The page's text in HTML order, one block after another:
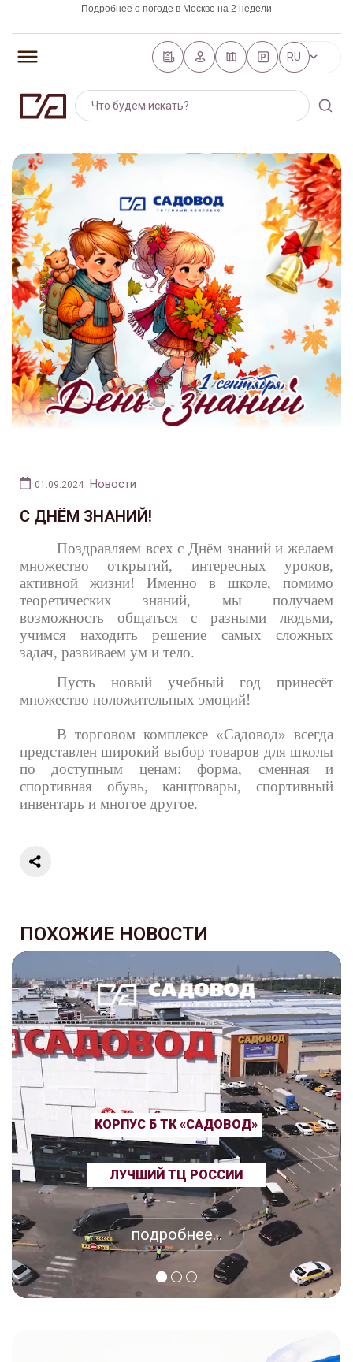
Подробнее о погоде в Москве на 2 недели
RU
01.09.2024 Новости
С ДНЁМ ЗНАНИЙ!
Поздравляем всех с Днём знаний и желаем
множество открытий, интересных уроков,
активной жизни! Именно в школе, помимо
теоретических знаний, мы получаем
возможность общаться с разными людьми,
учимся находить решение самых сложных
задач, развиваем ум и тело.
Пусть новый учебный год принесёт
множество положительных эмоций!
В торговом комплексе «Садовод» всегда
представлен широкий выбор товаров для школы
по доступным ценам: форма, сменная и
спортивная обувь, канцтовары, спортивный
инвентарь и многое другое.
ПОХОЖИЕ НОВОСТИ
КОРПУС Б ТК «САДОВОД»
ЛУЧШИЙ ТЦ РОССИИ
подробнее...